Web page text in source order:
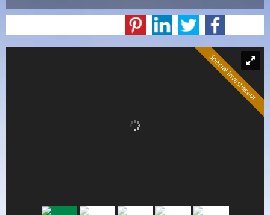
Spécial investisseur